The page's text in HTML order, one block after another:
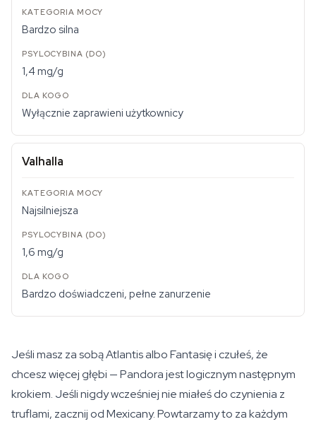
Bardzo silna
1,4 mg/g
Wyłącznie zaprawieni użytkownicy
Valhalla
Najsilniejsza
1,6 mg/g
Bardzo doświadczeni, pełne zanurzenie
Jeśli masz za sobą Atlantis albo Fantasię i czułeś, że
chcesz więcej głębi — Pandora jest logicznym następnym
krokiem. Jeśli nigdy wcześniej nie miałeś do czynienia z
truflami, zacznij od Mexicany. Powtarzamy to za każdym